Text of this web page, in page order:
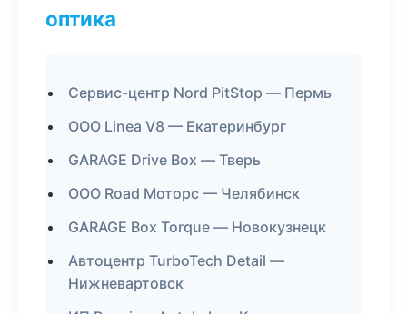
оптика
Сервис-центр Nord PitStop — Пермь
ООО Linea V8 — Екатеринбург
GARAGE Drive Box — Тверь
ООО Road Моторс — Челябинск
GARAGE Box Torque — Новокузнецк
Автоцентр TurboTech Detail —
Нижневартовск